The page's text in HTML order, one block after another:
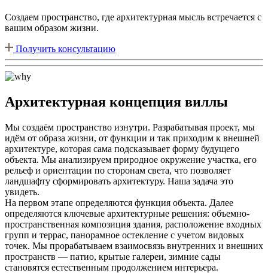
Создаем пространство, где архитектурная мысль встречается с
вашим образом жизни.
Получить консультацию
Архитектурная концепция виллы
Мы создаём пространство изнутри. Разрабатывая проект, мы
идём от образа жизни, от функции и так приходим к внешней
архитектуре, которая сама подсказывает форму будущего
объекта. Мы анализируем природное окружение участка, его
рельеф и ориентации по сторонам света, что позволяет
ландшафту сформировать архитектуру. Наша задача это
увидеть.
На первом этапе определяются функция объекта. Далее
определяются ключевые архитектурные решения: объемно-
пространственная композиция здания, расположение входных
групп и террас, панорамное остекление с учетом видовых
точек. Мы прорабатываем взаимосвязь внутренних и внешних
пространств — патио, крытые галереи, зимние сады
становятся естественным продолжением интерьера.